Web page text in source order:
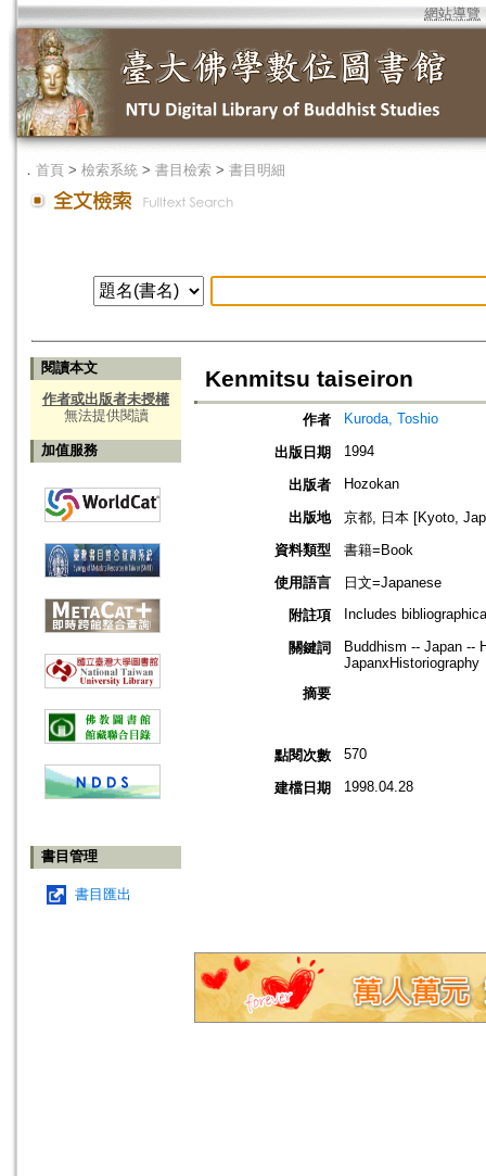
網站導覽
． 首頁 > 檢索系統 > 書目檢索 > 書目明細
閱讀本文
作者或出版者未授權
無法提供閱讀
加值服務
書目管理
書目匯出
Kenmitsu taiseiron
作者 Kuroda, Toshio
出版日期 1994
出版者 Hozokan
出版地
京都, 日本 [Kyoto,
資料類型
書籍=Book
使用語言
日文=Japanese
附註項
Includes
關鍵詞
Buddhism -- Japan --
JapanxHistoriography
摘要
點閱次數 570
建檔日期 1998.04.28